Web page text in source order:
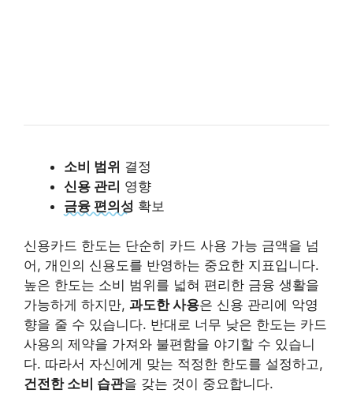
소비 범위 결정
신용 관리 영향
금융 편의성 확보
신용카드 한도는 단순히 카드 사용 가능 금액을 넘
어, 개인의 신용도를 반영하는 중요한 지표입니다.
높은 한도는 소비 범위를 넓혀 편리한 금융 생활을
가능하게 하지만, 과도한 사용은 신용 관리에 악영
향을 줄 수 있습니다. 반대로 너무 낮은 한도는 카드
사용의 제약을 가져와 불편함을 야기할 수 있습니
다. 따라서 자신에게 맞는 적정한 한도를 설정하고,
건전한 소비 습관을 갖는 것이 중요합니다.